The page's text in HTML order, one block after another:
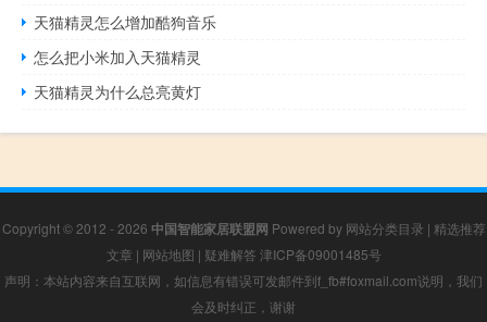
天猫精灵怎么增加酷狗音乐
怎么把小米加入天猫精灵
天猫精灵为什么总亮黄灯
Copyright © 2012 - 2026 中国智能家居联盟网 Powered by 网站分类目录 | 精选推荐
文章 | 网站地图 | 疑难解答 津ICP备09001485号
声明：本站内容来自互联网，如信息有错误可发邮件到f_fb#foxmail.com说明，我们
会及时纠正，谢谢